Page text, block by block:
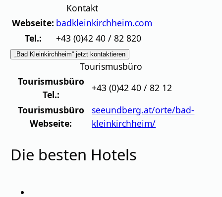
Kontakt
Webseite: badkleinkirchheim.com
Tel.:
+43 (0)42 40 / 82 820
„Bad Kleinkirchheim“ jetzt kontaktieren
Tourismusbüro
Tourismusbüro
Tel.:
+43 (0)42 40 / 82 12
Tourismusbüro
Webseite:
seeundberg.at/orte/bad-
kleinkirchheim/
Die besten Hotels